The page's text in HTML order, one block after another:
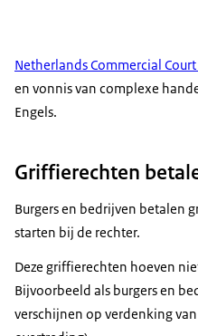
Netherlands Commercial
en vonnis van complexe
Engels.
Griffierechten
Burgers en bedrijven betalen
starten bij de rechter.
Deze griffierechten hoeven
Bijvoorbeeld als burgers en
verschijnen op verdenking